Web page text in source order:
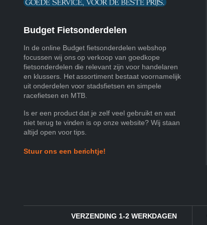
Budget Fietsonderdelen
In de online Budget fietsonderdelen webshop
focussen wij ons op verkoop van goedkope
fietsonderdelen die relevant zijn voor handelaren
en klussers. Het assortiment bestaat voornamelijk
uit onderdelen voor stadsfietsen en simpele
racefietsen en MTB.
Is er een product dat je zelf veel gebruikt en wat
niet terug te vinden is op onze website? Wij staan
altijd open voor tips.
Stuur ons een berichtje!
VERZENDING 1-2 WERKDAGEN